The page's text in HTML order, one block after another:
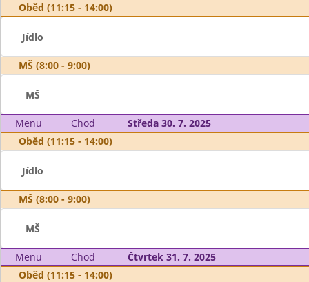
Oběd (11:15 - 14:00)
Jídlo
MŠ (8:00 - 9:00)
MŠ
Menu Chod
Středa 30. 7. 2025
Oběd (11:15 - 14:00)
Jídlo
MŠ (8:00 - 9:00)
MŠ
Menu Chod
Čtvrtek 31. 7. 2025
Oběd (11:15 - 14:00)